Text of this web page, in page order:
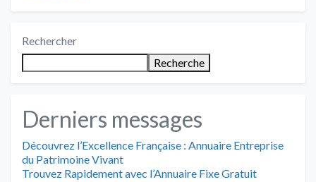
Rechercher
Recherche
Derniers messages
Découvrez l’Excellence Française : Annuaire Entreprise
du Patrimoine Vivant
Trouvez Rapidement avec l’Annuaire Fixe Gratuit